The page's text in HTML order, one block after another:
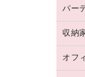
パー
収納
オフ